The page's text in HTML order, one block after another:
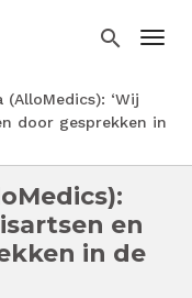
search
‘Wij
door gesprekken in
en
in de